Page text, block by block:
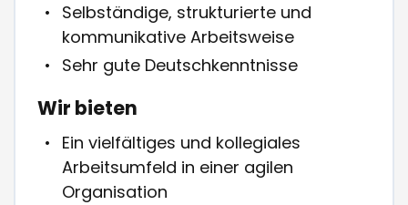
Selbständige, strukturierte und
kommunikative Arbeitsweise
Sehr gute Deutschkenntnisse
Wir bieten
Ein vielfältiges und kollegiales
Arbeitsumfeld in einer agilen
Organisation